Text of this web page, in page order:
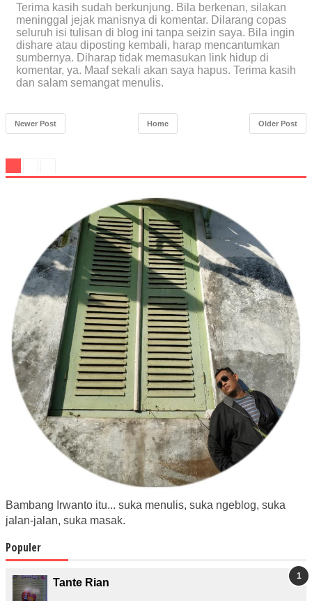
Terima kasih sudah berkunjung. Bila berkenan, silakan
meninggal jejak manisnya di komentar. Dilarang copas
seluruh isi tulisan di blog ini tanpa seizin saya. Bila ingin
dishare atau diposting kembali, harap mencantumkan
sumbernya. Diharap tidak memasukan link hidup di
komentar, ya. Maaf sekali akan saya hapus. Terima kasih
dan salam semangat menulis.
Newer Post Older Post
Home
Bambang Irwanto itu... suka menulis, suka ngeblog, suka
jalan-jalan, suka masak.
Populer
Tante Rian